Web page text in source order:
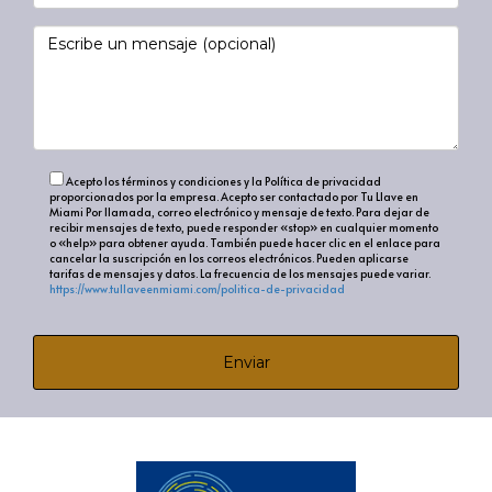
Las áreas más prometedoras en este momento son
Wynwood, Allapattah y Little Haiti, que están
¿Es seguro invertir en zonas emergentes?
Sí, aunque como en cualquier inversión, hay riesgos
involucrados. Es esencial investigar el área y comprender
el mercado local antes de hacer una inversión.
para invertir en Miami?
Las propiedades comerciales, los apartamentos de
Acepto los términos y condiciones y la Política de privacidad
proporcionados por la empresa. Acepto ser contactado por Tu Llave en
Miami Por llamada, correo electrónico y mensaje de texto. Para dejar de
recibir mensajes de texto, puede responder «stop» en cualquier momento
o «help» para obtener ayuda. También puede hacer clic en el enlace para
cancelar la suscripción en los correos electrónicos. Pueden aplicarse
tarifas de mensajes y datos. La frecuencia de los mensajes puede variar.
https://www.tullaveenmiami.com/politica-de-privacidad
Enviar